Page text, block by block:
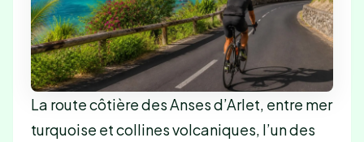
La route côtière des Anses d’Arlet, entre mer
turquoise et collines volcaniques, l’un des